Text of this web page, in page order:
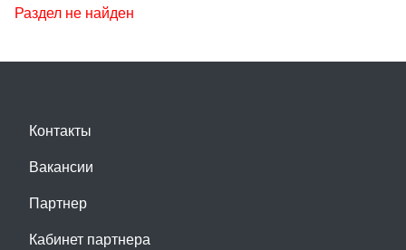
Раздел не найден
Контакты
Вакансии
Партнер
Кабинет партнера